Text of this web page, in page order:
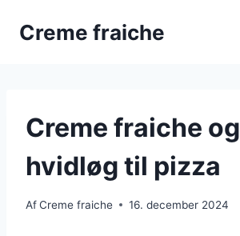
Creme fraiche
Creme fraiche og
hvidløg til pizza
AfCreme fraiche 16. december 2024